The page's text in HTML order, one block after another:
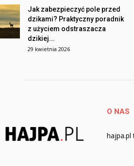
Jak zabezpieczyć pole przed
dzikami? Praktyczny poradnik
z użyciem odstraszacza
dzikiej...
29 kwietnia 2026
O NAS